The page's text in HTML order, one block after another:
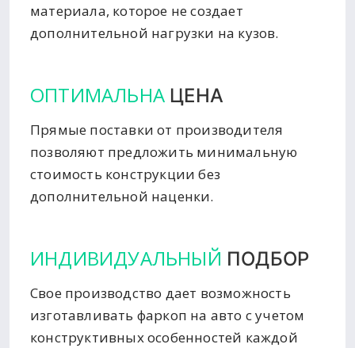
материала, которое не создает
дополнительной нагрузки на кузов.
ОПТИМАЛЬНА ЦЕНА
Прямые поставки от производителя
позволяют предложить минимальную
стоимость конструкции без
дополнительной наценки.
ИНДИВИДУАЛЬНЫЙ ПОДБОР
Свое производство дает возможность
изготавливать фаркоп на авто с учетом
конструктивных особенностей каждой